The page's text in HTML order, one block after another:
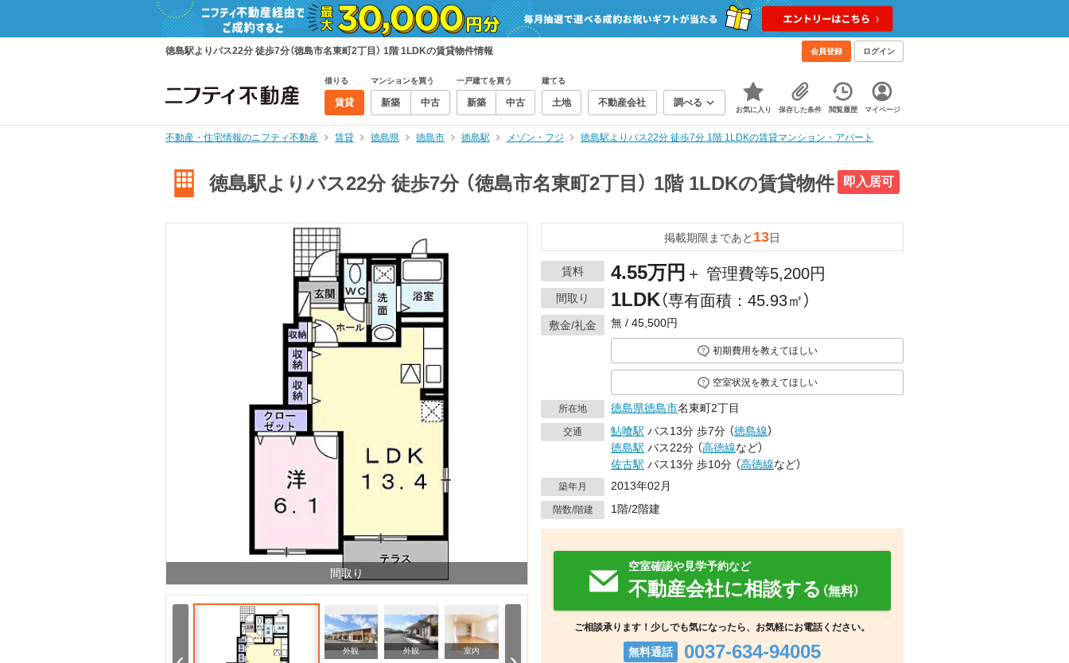
徳島駅よりバス22分 徒歩7分（徳島市名東町2丁目） 1階 1LDKの賃貸物件情報 会員登録 ログイン
借りる
賃貸
マンションを買う
新築 中古
一戸建てを買う
新築 中古
建てる
土地 不動産会社 調べる
お気に入り 保存した条件 閲覧履歴 マイページ
不動産・住宅情報のニフティ不動産 賃貸 徳島県 徳島市 徳島駅 メゾン・フジ 徳島駅よりバス22分 徒歩7分 1階 1LDKの賃貸マンション・アパート
徳島駅よりバス22分 徒歩7分 （徳島市名東町2丁目） 1階 1LDKの賃貸物件 即入居可
間取り
外観 外観 室内 室内 室内
掲載期限まであと 13日
賃料 4.55万円 ＋ 管理費等5,200円
間取り 1LDK（専有面積：45.93㎡）
敷金/礼金 無 / 45,500円
初期費用を教えてほしい
空室状況を教えてほしい
所在地 徳島県徳島市名東町2丁目
交通 鮎喰駅 バス13分 歩7分 （徳島線）
徳島駅 バス22分 （高徳線など）
佐古駅 バス13分 歩10分 （高徳線など）
築年月 2013年02月
階数/階建 1階/2階建
空室確認や見学予約など
不動産会社に相談する （無料）
ご相談承ります！少しでも気になったら、お気軽にお電話ください。
無料通話 0037-634-94005